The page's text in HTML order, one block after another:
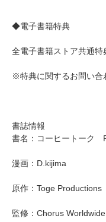
◆電子書籍特典
全電子書籍ストア共通
※特典に関するお問い合
書誌情報
書名：コーヒートーク
漫画：D.kijima
原作：Toge Productions
監修：Chorus Worldwide